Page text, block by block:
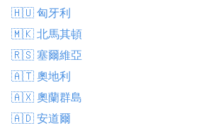
🇭🇺 匈牙利
🇲🇰 北馬其頓
🇷🇸 塞爾維亞
🇦🇹 奧地利
🇦🇽 奧蘭群島
🇦🇩 安道爾